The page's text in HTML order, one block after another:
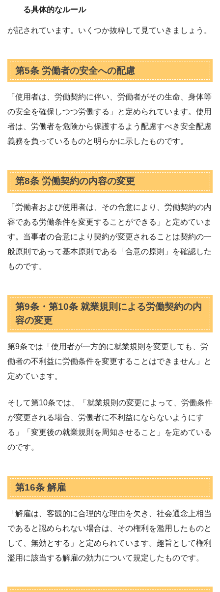
る具体的なルール
が記されています。いくつか抜粋して見ていきましょう。
第5条 労働者の安全への配慮
「使用者は、労働契約に伴い、労働者がその生命、身体等
の安全を確保しつつ労働する」と定められています。使用
者は、労働者を危険から保護するよう配慮すべき安全配慮
義務を負っているものと明らかに示したものです。
第8条 労働契約の内容の変更
「労働者および使用者は、その合意により、労働契約の内
容である労働条件を変更することができる」と定めていま
す。当事者の合意により契約が変更されることは契約の一
般原則であって基本原則である「合意の原則」を確認した
ものです。
第9条・第10条 就業規則による労働契約の内
容の変更
第9条では「使用者が一方的に就業規則を変更しても、労
働者の不利益に労働条件を変更することはできません」と
定めています。
そして第10条では、「就業規則の変更によって、労働条件
が変更される場合、労働者に不利益にならないようにす
る」「変更後の就業規則を周知させること」を定めている
のです。
第16条 解雇
「解雇は、客観的に合理的な理由を欠き、社会通念上相当
であると認められない場合は、その権利を濫用したものと
して、無効とする」と定められています。趣旨として権利
濫用に該当する解雇の効力について規定したものです。